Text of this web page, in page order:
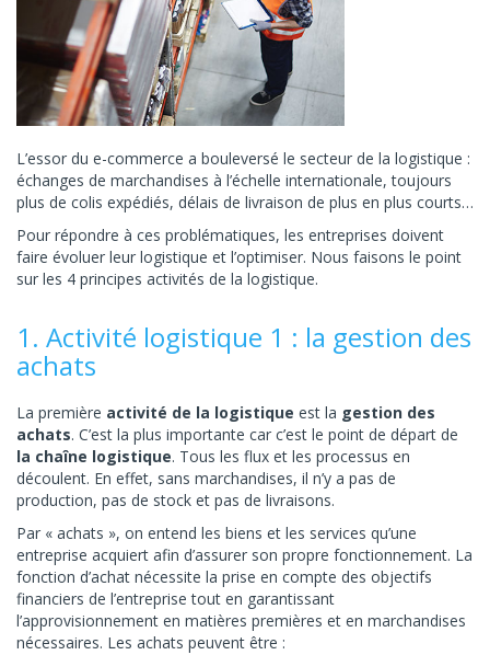
L’essor du e-commerce a bouleversé le secteur de la logistique :
échanges de marchandises à l’échelle internationale, toujours
plus de colis expédiés, délais de livraison de plus en plus courts…
Pour répondre à ces problématiques, les entreprises doivent
faire évoluer leur logistique et l’optimiser. Nous faisons le point
sur les 4 principes activités de la logistique.
1. Activité logistique 1 : la gestion des
achats
La première activité de la logistique est la gestion des
achats. C’est la plus importante car c’est le point de départ de
la chaîne logistique. Tous les flux et les processus en
découlent. En effet, sans marchandises, il n’y a pas de
production, pas de stock et pas de livraisons.
Par « achats », on entend les biens et les services qu’une
entreprise acquiert afin d’assurer son propre fonctionnement. La
fonction d’achat nécessite la prise en compte des objectifs
financiers de l’entreprise tout en garantissant
l’approvisionnement en matières premières et en marchandises
nécessaires. Les achats peuvent être :